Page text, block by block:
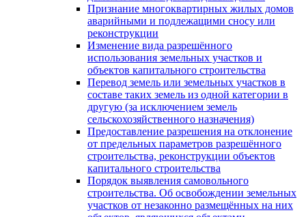
Признание многоквартирных жилых домов
аварийными и подлежащими сносу или
реконструкции
Изменение вида разрешённого
использования земельных участков и
объектов капитального строительства
Перевод земель или земельных участков в
составе таких земель из одной категории в
другую (за исключением земель
сельскохозяйственного назначения)
Предоставление разрешения на отклонение
от предельных параметров разрешённого
строительства, реконструкции объектов
капитального строительства
Порядок выявления самовольного
строительства. Об освобождении земельных
участков от незаконно размещённых на них